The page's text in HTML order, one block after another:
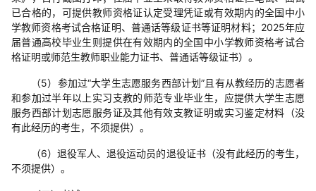
已合格的，可提供教师资格证认定受理凭证或有效期内的全国中小
学教师资格考试合格证明、普通话等级证书等证明材料；2025年应
届普通高校毕业生则提供在有效期内的全国中小学教师资格考试合
格证明或师范生教师职业能力证书、普通话等级证书）。
（5）参加过“大学生志愿服务西部计划”且有从教经历的志愿者
和参加过半年以上实习支教的师范专业毕业生，应提供大学生志愿
服务西部计划志愿服务证及其他有效支教证明或实习鉴定材料（没
有此经历的考生，不须提供）。
（6）退役军人、退役运动员的退役证书（没有此经历的考生，
不须提供）。